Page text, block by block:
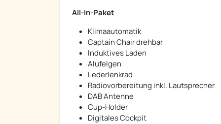
All-In-Paket
Klimaautomatik
Captain Chair drehbar
Induktives Laden
Alufelgen
Lederlenkrad
Radiovorbereitung inkl. Lautsprecher
DAB Antenne
Cup-Holder
Digitales Cockpit